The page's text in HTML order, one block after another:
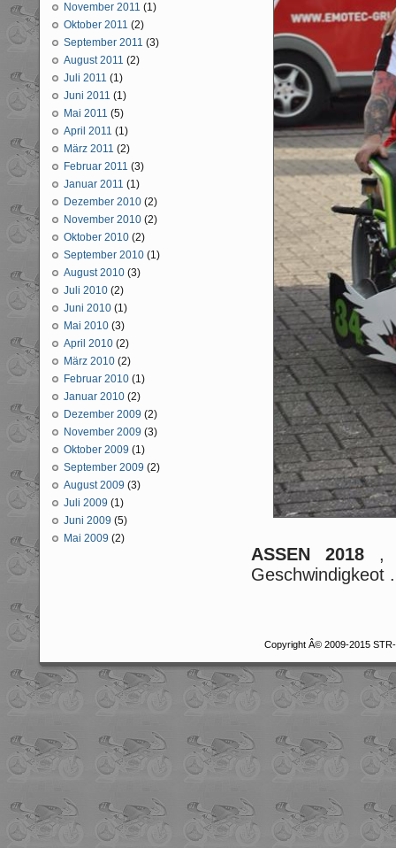
November 2011 (1)
Oktober 2011 (2)
September 2011 (3)
August 2011 (2)
Juli 2011 (1)
Juni 2011 (1)
Mai 2011 (5)
April 2011 (1)
März 2011 (2)
Februar 2011 (3)
Januar 2011 (1)
Dezember 2010 (2)
November 2010 (2)
Oktober 2010 (2)
September 2010 (1)
August 2010 (3)
Juli 2010 (2)
Juni 2010 (1)
Mai 2010 (3)
April 2010 (2)
März 2010 (2)
Februar 2010 (1)
Januar 2010 (2)
Dezember 2009 (2)
November 2009 (3)
Oktober 2009 (1)
September 2009 (2)
August 2009 (3)
Juli 2009 (1)
Juni 2009 (5)
Mai 2009 (2)
ASSEN 2018,
Geschwindigkeot
Copyright Â© 2009-2015